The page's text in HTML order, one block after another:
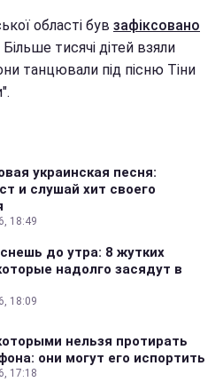
області був зафіксовано
Більше тисячі дітей взяли
танцювали під пісню Тіни
украинская песня:
и слушай хит своего
18:49
до утра: 8 жутких
надолго засядут в
18:09
нельзя протирать
они могут его испортить
17:18